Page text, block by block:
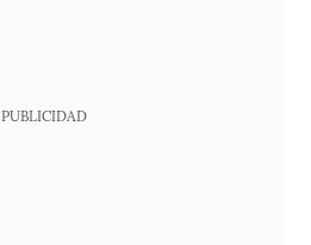
PUBLICIDAD